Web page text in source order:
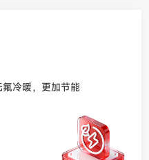
冷暖，更加节能